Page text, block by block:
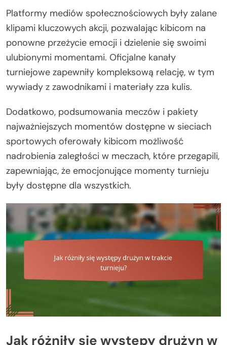
Platformy mediów społecznościowych były zalane
klipami kluczowych akcji, pozwalając kibicom na
ponowne przeżycie emocji i dzielenie się swoimi
ulubionymi momentami. Oficjalne kanały
turniejowe zapewniły kompleksową relację, w tym
wywiady z zawodnikami i materiały zza kulis.
Dodatkowo, podsumowania meczów i pakiety
najważniejszych momentów dostępne w sieciach
sportowych oferowały kibicom możliwość
nadrobienia zaległości w meczach, które przegapili,
zapewniając, że emocjonujące momenty turnieju
były dostępne dla wszystkich.
Jak różniły się występy drużyn w